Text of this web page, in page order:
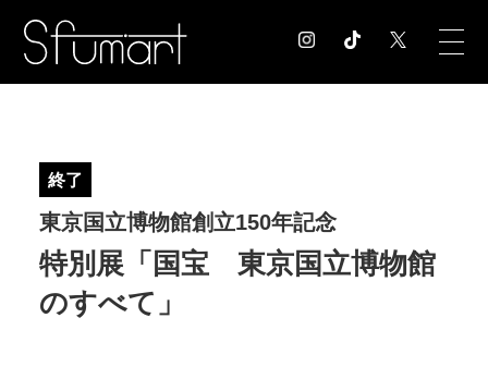
EXHIBITION 展覧会情報
MUSEUM 美術館情報
NEWS
終了
東京国立博物館創立150年記念
特別展「国宝 東京国立博物館
のすべて」